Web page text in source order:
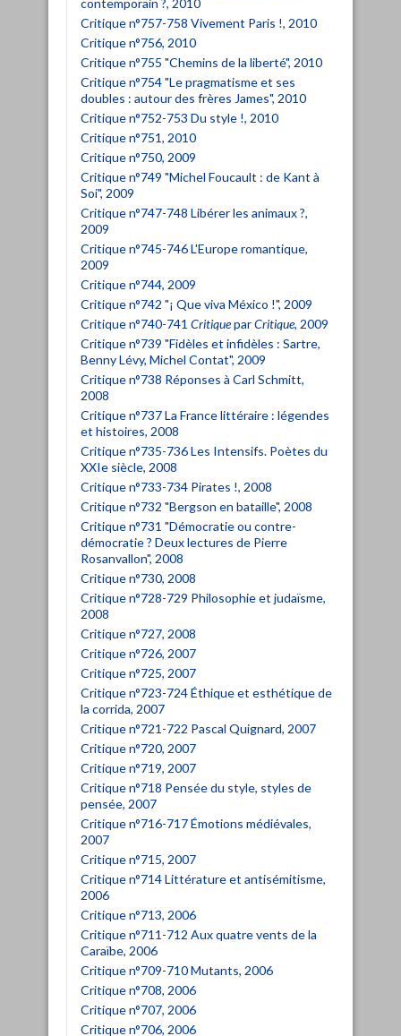
Critique n°757-758 Vivement Paris !, 2010
Critique n°756, 2010
Critique n°755 "Chemins de la liberté", 2010
Critique n°754 "Le pragmatisme et ses
doubles : autour des frères James", 2010
Critique n°752-753 Du style !, 2010
Critique n°751, 2010
Critique n°750, 2009
Critique n°749 "Michel Foucault : de Kant à
Soi", 2009
Critique n°747-748 Libérer les animaux ?,
2009
Critique n°745-746 L'Europe romantique,
2009
Critique n°744, 2009
Critique n°742 "¡ Que viva México !", 2009
Critique n°740-741 CritiqueparCritique, 2009
Critique n°739 "Fidèles et infidèles : Sartre,
Benny Lévy, Michel Contat", 2009
Critique n°738 Réponses à Carl Schmitt,
2008
Critique n°737 La France littéraire : légendes
et histoires, 2008
Critique n°735-736 Les Intensifs. Poètes du
XXIe siècle, 2008
Critique n°733-734 Pirates !, 2008
Critique n°732 "Bergson en bataille", 2008
Critique n°731 "Démocratie ou contre-
démocratie ? Deux lectures de Pierre
Rosanvallon", 2008
Critique n°730, 2008
Critique n°728-729 Philosophie et judaïsme,
2008
Critique n°727, 2008
Critique n°726, 2007
Critique n°725, 2007
Critique n°723-724 Éthique et esthétique de
la corrida, 2007
Critique n°721-722 Pascal Quignard, 2007
Critique n°720, 2007
Critique n°719, 2007
Critique n°718 Pensée du style, styles de
pensée, 2007
Critique n°716-717 Émotions médiévales,
2007
Critique n°715, 2007
Critique n°714 Littérature et antisémitisme,
2006
Critique n°713, 2006
Critique n°711-712 Aux quatre vents de la
Caraïbe, 2006
Critique n°709-710 Mutants, 2006
Critique n°708, 2006
Critique n°707, 2006
Critique n°706, 2006